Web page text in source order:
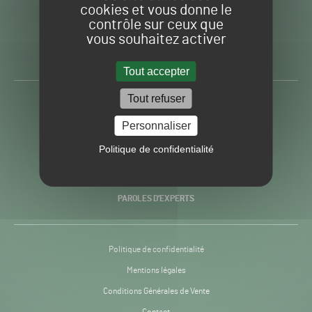
cookies et vous donne le
contrôle sur ceux que
vous souhaitez activer
Tout accepter
Tout refuser
Personnaliser
Politique de confidentialité
Gazon
Sport
H24
-
Toute l’info autour du
PRATIQUES
PAROLES D’EXPERTS
Politique de confidentialité
Mentions légales
Conditions Générales de Vente